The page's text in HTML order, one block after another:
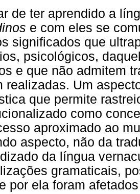
de ter aprendido a
e com eles se
significados que
psicológicos,
e que não admitem
realizadas. Um
que permite
como
aproximado ao
aspecto, não da
da língua
gramaticais,
por ela foram